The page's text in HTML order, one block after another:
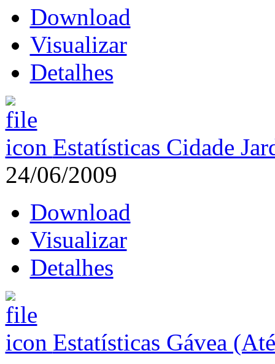
Download
Visualizar
Detalhes
Estatísticas Cidade
24/06/2009
Download
Visualizar
Detalhes
Estatísticas Gávea